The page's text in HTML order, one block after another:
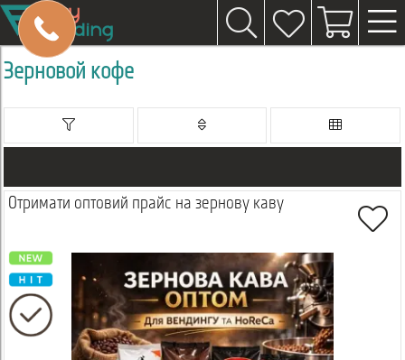
Зерновой кофе
Отримати оптовий прайс на зернову каву